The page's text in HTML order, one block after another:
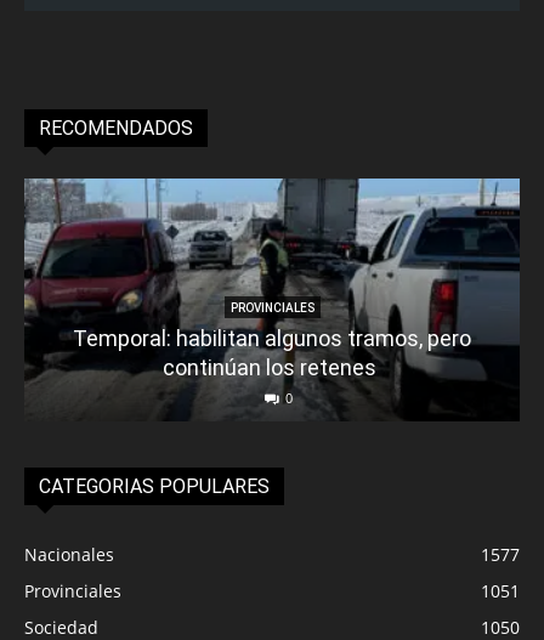
RECOMENDADOS
PROVINCIALES
Temporal: habilitan algunos tramos, pero
continúan los retenes
0
CATEGORIAS POPULARES
Nacionales
1577
Provinciales
1051
Sociedad
1050